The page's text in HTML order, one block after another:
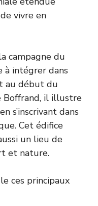
vivre en
campagne du
à intégrer dans
au début du
Boffrand, il illustre
s’inscrivant dans
Cet édifice
un lieu de
et nature.
ces principaux